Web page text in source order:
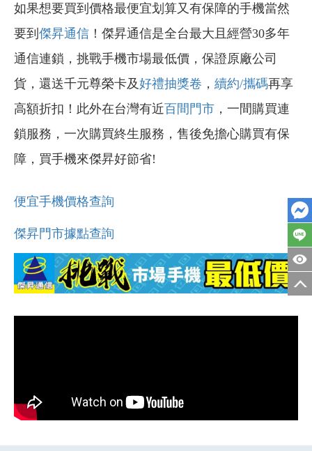
如果想要買到價格最便宜划算又有保障的手機當然
要到 傑昇通信 ！傑昇通信是全台最大且經營30多年
通信連鎖，挑戰手機市場最低價，保證原廠公司
貨，還送千元尊榮卡及好禮抽獎卷 ， 續約/攜碼再享
高額折扣！此外在台灣有近百間門市 ，一間購買連
鎖服務，一次購買終生服務，售後免擔心購買有保
障，買手機來傑昇好節省!
便宜手機價格查詢
傑昇門市據點查詢